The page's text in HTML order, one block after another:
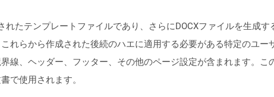
たテンプレートファイルであり、さらにDOCXファイルを生成す
れらから作成された後続のハエに適用する必要がある特定のユー
線、ヘッダー、フッター、その他のページ設定が含まれます。こ
で使用されます。